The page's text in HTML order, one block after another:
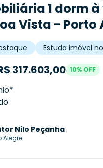
1 dorm
Vista - Porto
Estuda imóvel
317.603,00 10% OFF
Nilo Peçanha
Alegre